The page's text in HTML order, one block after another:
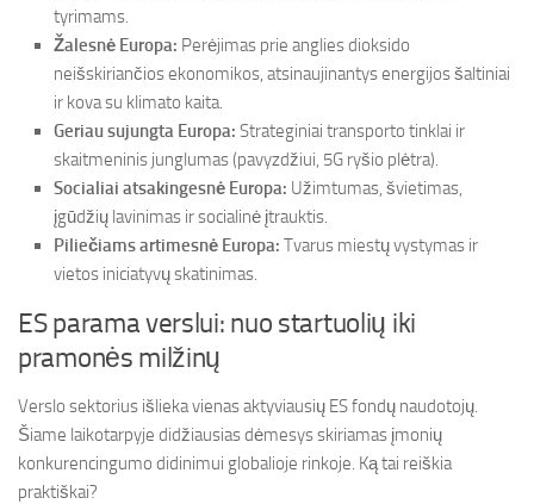
tyrimams.
Žalesnė Europa: Perėjimas prie anglies dioksido
neišskiriančios ekonomikos, atsinaujinantys energijos šaltiniai
ir kova su klimato kaita.
Geriau sujungta Europa: Strateginiai transporto tinklai ir
skaitmeninis junglumas (pavyzdžiui, 5G ryšio plėtra).
Socialiai atsakingesnė Europa: Užimtumas, švietimas,
įgūdžių lavinimas ir socialinė įtrauktis.
Piliečiams artimesnė Europa: Tvarus miestų vystymas ir
vietos iniciatyvų skatinimas.
ES parama verslui: nuo startuolių iki
pramonės milžinų
Verslo sektorius išlieka vienas aktyviausių ES fondų naudotojų.
Šiame laikotarpyje didžiausias dėmesys skiriamas įmonių
konkurencingumo didinimui globalioje rinkoje. Ką tai reiškia
praktiškai?